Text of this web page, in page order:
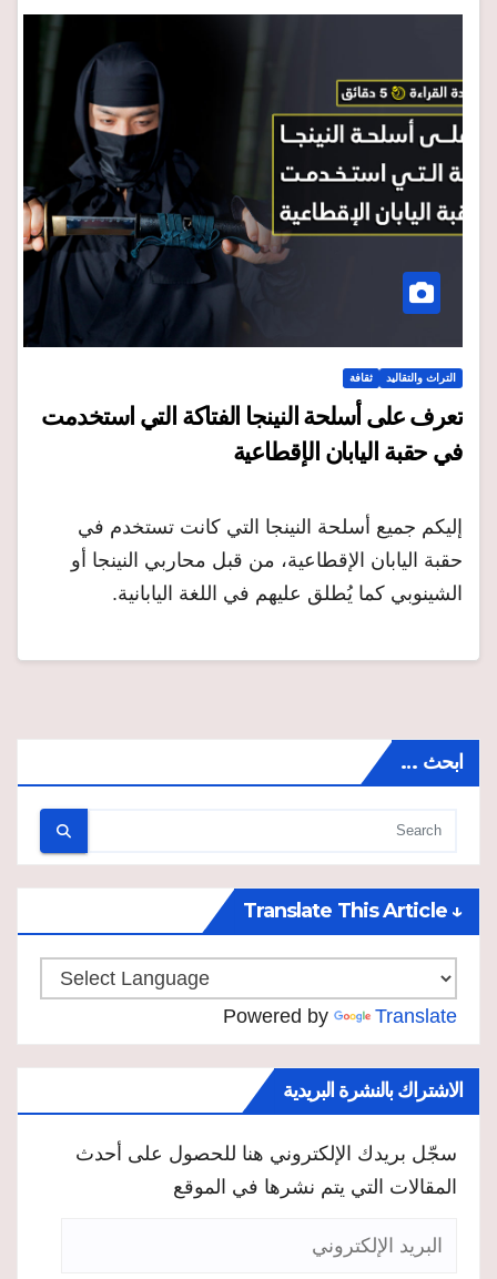
التراث والتقاليد ثقافة
تعرف على أسلحة النينجا الفتاكة التي استخدمت
في حقبة اليابان الإقطاعية
إليكم جميع أسلحة النينجا التي كانت تستخدم في
حقبة اليابان الإقطاعية، من قبل محاربي النينجا أو
الشينوبي كما يُطلق عليهم في اللغة اليابانية.
ابحث …
↓ Translate This Article
Powered by Translate
الاشتراك بالنشرة البريدية
سجّل بريدك الإلكتروني هنا للحصول على أحدث
المقالات التي يتم نشرها في الموقع
البريد